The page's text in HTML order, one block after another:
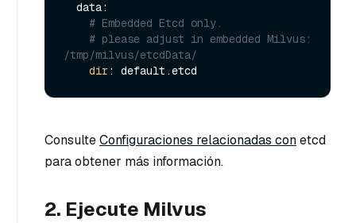
# Embedded Etcd only.
# please adjust in embedded Milvus:
/tmp/milvus/etcdData/
dir
ConsulteConfiguraciones relacionadas conetcd
para obtener más información.
2. Ejecute Milvus